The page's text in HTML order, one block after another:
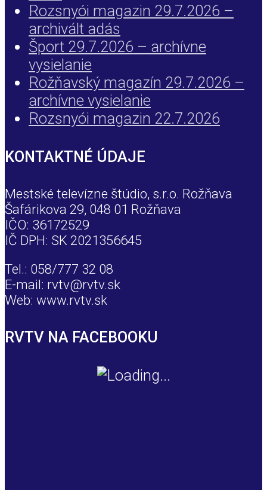
Rozsnyói magazin 29.7.2026 –
archivált adás
Šport 29.7.2026 – archívne
vysielanie
Rožňavský magazín 29.7.2026 –
archívne vysielanie
Rozsnyói magazin 22.7.2026
KONTAKTNÉ ÚDAJE
Mestské televízne štúdio, s.r.o. Rožňava
Šafárikova 29, 048 01 Rožňava
IČO: 36172529
IČ DPH: SK 2021356645
Tel.: 058/777 32 08
E-mail: rvtv@rvtv.sk
Web: www.rvtv.sk
RVTV NA FACEBOOKU